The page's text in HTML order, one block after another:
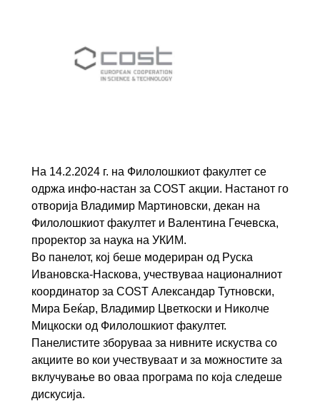
На 14.2.2024 г. на Филолошкиот факултет се
одржа инфо-настан за COST акции. Настанот го
отворија Владимир Мартиновски, декан на
Филолошкиот факултет и Валентина Гечевска,
проректор за наука на УКИМ.
Во панелот, кој беше модериран од Руска
Ивановска-Наскова, учествуваа националниот
координатор за COST Александар Тутновски,
Мира Беќар, Владимир Цветкоски и Николче
Мицкоски од Филолошкиот факултет.
Панелистите зборуваа за нивните искуства со
акциите во кои учествуваат и за можностите за
вклучување во оваа програма по која следеше
дискусија.